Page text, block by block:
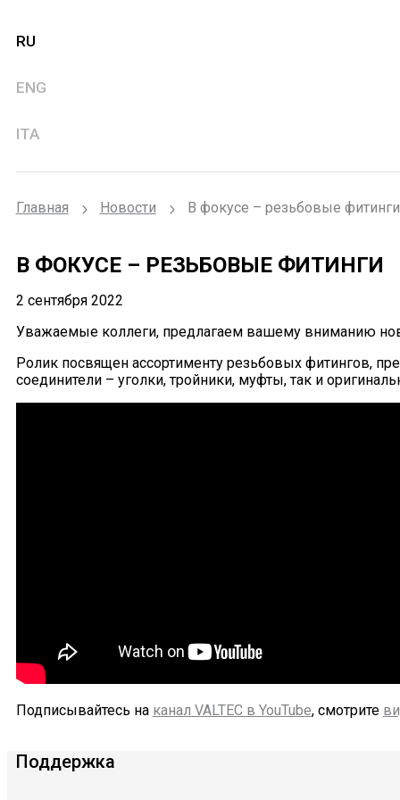
RU
ENG
ITA
Главная Новости В фокусе – резьбовые фитинги
В ФОКУСЕ – РЕЗЬБОВЫЕ ФИТИНГИ
2 сентября 2022
Уважаемые коллеги, предлагаем вашему вниманию
Ролик посвящен ассортименту резьбовых фитингов,
соединители – уголки, тройники, муфты, так и
Подписывайтесь на канал VALTEC в YouTube, смотрите
Поддержка